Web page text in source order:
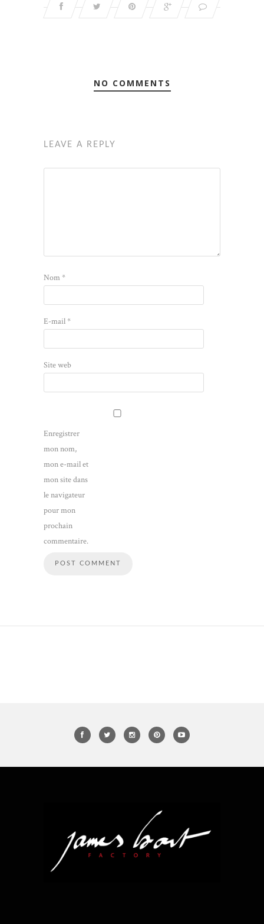
NO COMMENTS
LEAVE A REPLY
Nom*
E-mail*
Site web
Enregistrer
mon nom,
mon e-mail et
mon site dans
le navigateur
pour mon
prochain
commentaire.